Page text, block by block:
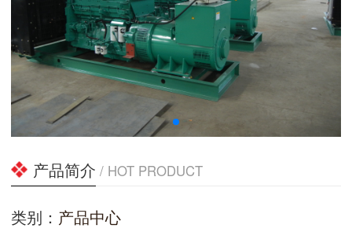
产品简介 / HOT PRODUCT
类别： 产品中心